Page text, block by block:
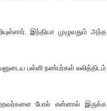
இந்தியா முழுவதும் அந்த
பள்ளி நண்பர்கள் லலித்திடம்
போல் என்னால் இருக்க